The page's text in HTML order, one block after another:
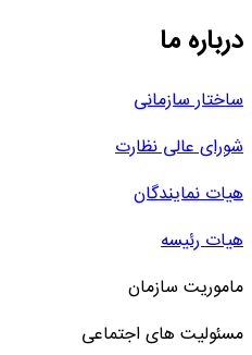
درباره ما
ساختار سازمانی
شورای عالی نظارت
هیات نمایندگان
هیات رئیسه
ماموریت سازمان
مسئولیت های اجتماعی